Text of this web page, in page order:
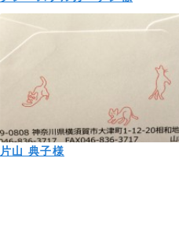
片山 典子様